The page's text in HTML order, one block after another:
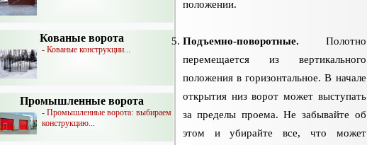
Кованые ворота
- Кованые конструкции...
Промышленные ворота
- Промышленные ворота: выбираем
конструкцию...
положении.
Подъемно-поворотные. Полотно
перемещается из вертикального
положения в горизонтальное. В начале
открытия низ ворот может выступать
за пределы проема. Не забывайте об
этом и убирайте все, что может